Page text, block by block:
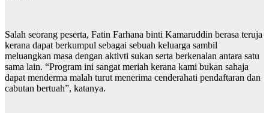
Salah seorang peserta, Fatin Farhana binti Kamaruddin berasa teruja
kerana dapat berkumpul sebagai sebuah keluarga sambil
meluangkan masa dengan aktivti sukan serta berkenalan antara satu
sama lain. “Program ini sangat meriah kerana kami bukan sahaja
dapat menderma malah turut menerima cenderahati pendaftaran dan
cabutan bertuah”, katanya.